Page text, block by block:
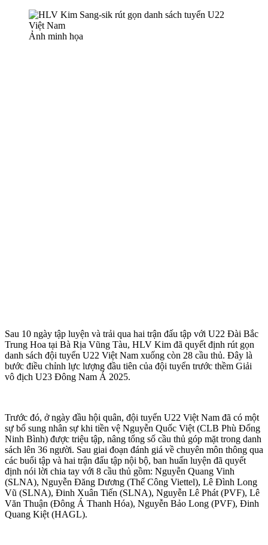
Ảnh minh họa
Sau 10 ngày tập luyện và trải qua hai trận đấu tập với U22 Đài Bắc
Trung Hoa tại Bà Rịa Vũng Tàu, HLV Kim đã quyết định rút gọn
danh sách đội tuyển U22 Việt Nam xuống còn 28 cầu thủ. Đây là
bước điều chỉnh lực lượng đầu tiên của đội tuyển trước thềm Giải
vô địch U23 Đông Nam Á 2025.
Trước đó, ở ngày đầu hội quân, đội tuyển U22 Việt Nam đã có một
sự bổ sung nhân sự khi tiền vệ Nguyễn Quốc Việt (CLB Phù Đổng
Ninh Bình) được triệu tập, nâng tổng số cầu thủ góp mặt trong danh
sách lên 36 người. Sau giai đoạn đánh giá về chuyên môn thông qua
các buổi tập và hai trận đấu tập nội bộ, ban huấn luyện đã quyết
định nói lời chia tay với 8 cầu thủ gồm: Nguyễn Quang Vinh
(SLNA), Nguyễn Đăng Dương (Thể Công Viettel), Lê Đình Long
Vũ (SLNA), Đinh Xuân Tiến (SLNA), Nguyễn Lê Phát (PVF), Lê
Văn Thuận (Đông Á Thanh Hóa), Nguyễn Bảo Long (PVF), Đinh
Quang Kiệt (HAGL).